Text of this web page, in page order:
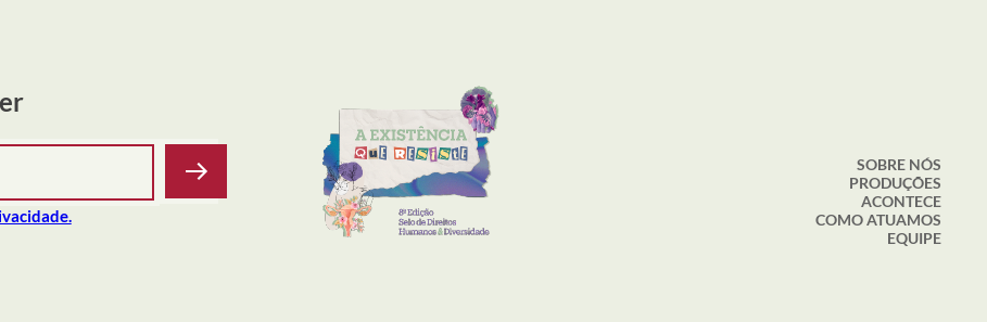
SOBRE NÓS
PRODUÇÕES
ACONTECE
COMO ATUAMOS
EQUIPE